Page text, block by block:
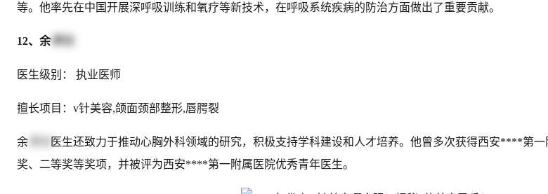
等。他率先在中国开展深呼吸训练和氧疗等新技术，在呼吸系统疾病的防治方面做出了重要贡献。
12、余学元
医生级别： 执业医师
擅长项目：v针美容,颌面颈部整形,唇腭裂
余
医生还致力于推动心胸外科领域的研究，积极支持学科建设和人才培养。他曾多次获得西安****第
奖、二等奖等奖项，并被评为西安****第一附属医院优秀青年医生。